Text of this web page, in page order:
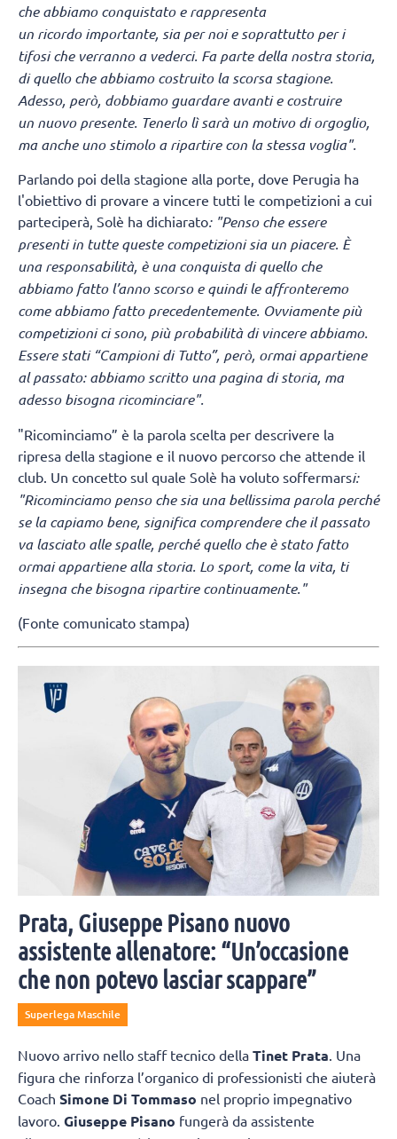
che abbiamo conquistato e rappresenta
un ricordo importante, sia per noi e soprattutto per i
tifosi che verranno a vederci. Fa parte della nostra storia,
di quello che abbiamo costruito la scorsa stagione.
Adesso, però, dobbiamo guardare avanti e costruire
un nuovo presente. Tenerlo lì sarà un motivo di orgoglio,
ma anche uno stimolo a ripartire con la stessa voglia".
Parlando poi della stagione alla porte, dove Perugia ha
l'obiettivo di provare a vincere tutti le competizioni a cui
parteciperà, Solè ha dichiarato: "Penso che essere
presenti in tutte queste competizioni sia un piacere. È
una responsabilità, è una conquista di quello che
abbiamo fatto l’anno scorso e quindi le affronteremo
come abbiamo fatto precedentemente. Ovviamente più
competizioni ci sono, più probabilità di vincere abbiamo.
Essere stati “Campioni di Tutto”, però, ormai appartiene
al passato: abbiamo scritto una pagina di storia, ma
adesso bisogna ricominciare".
"Ricominciamo” è la parola scelta per descrivere la
ripresa della stagione e il nuovo percorso che attende il
club. Un concetto sul quale Solè ha voluto soffermarsi:
"Ricominciamo penso che sia una bellissima parola perché
se la capiamo bene, significa comprendere che il passato
va lasciato alle spalle, perché quello che è stato fatto
ormai appartiene alla storia. Lo sport, come la vita, ti
insegna che bisogna ripartire continuamente."
(Fonte comunicato stampa)
Prata, Giuseppe Pisano nuovo
assistente allenatore: “Un’occasione
che non potevo lasciar scappare”
Superlega Maschile
Nuovo arrivo nello staff tecnico della Tinet Prata . Una
figura che rinforza l’organico di professionisti che aiuterà
Coach Simone Di Tommaso nel proprio impegnativo
lavoro. Giuseppe Pisano fungerà da assistente